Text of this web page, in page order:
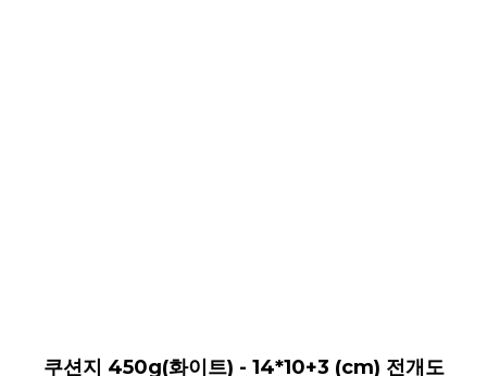
쿠션지 450g(화이트) - 14*10+3 (cm) 전개도